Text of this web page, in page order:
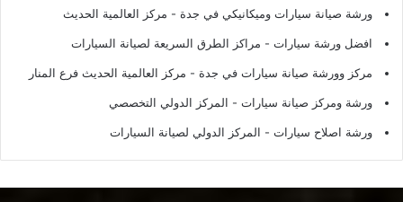
ورشة صيانة سيارات وميكانيكي في جدة - مركز العالمية الحديث
افضل ورشة سيارات - مراكز الطرق السريعة لصيانة السيارات
مركز وورشة صيانة سيارات في جدة - مركز العالمية الحديث فرع المنار
ورشة ومركز صيانة سيارات - المركز الدولي التخصصي
ورشة اصلاح سيارات - المركز الدولي لصيانة السيارات